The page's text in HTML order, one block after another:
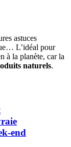
astuces
L’idéal pour
à la planète, car la
naturels.
end